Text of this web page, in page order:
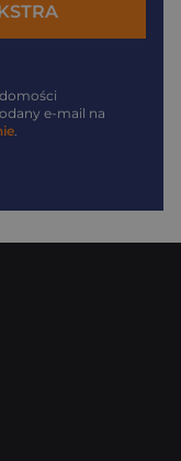
e-mail na
.